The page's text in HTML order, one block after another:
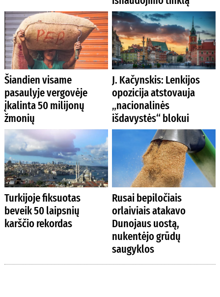
Šiandien visame
pasaulyje vergovėje
įkalinta 50 milijonų
žmonių
J. Kačynskis: Lenkijos
opozicija atstovauja
„nacionalinės
išdavystės“ blokui
Turkijoje fiksuotas
beveik 50 laipsnių
karščio rekordas
Rusai bepiločiais
orlaiviais atakavo
Dunojaus uostą,
nukentėjo grūdų
saugyklos